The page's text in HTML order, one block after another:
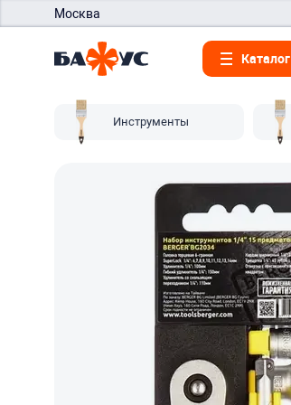
Москва
Каталог
Инструменты